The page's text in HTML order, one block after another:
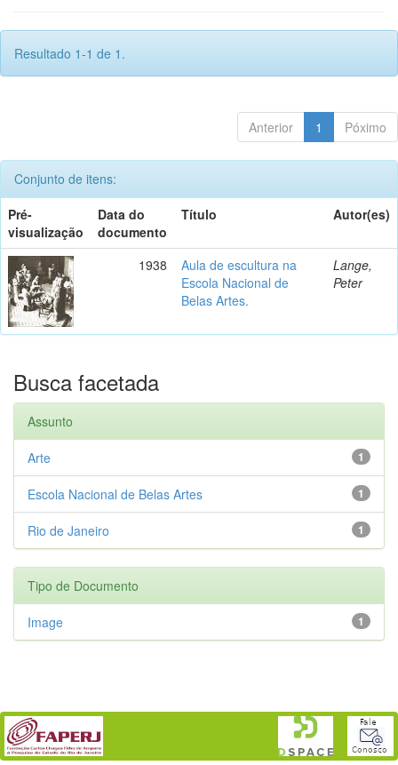
Resultado 1-1 de 1.
Anterior 1 Póximo
Conjunto de itens:
Pré-
visualização
Data do
documento
Título Autor(es)
1938
Aula de escultura na
Escola Nacional de
Belas Artes.
Lange,
Peter
Busca facetada
Assunto
1
Arte
1
Escola Nacional de Belas Artes
1
Rio de Janeiro
Tipo de Documento
1
Image